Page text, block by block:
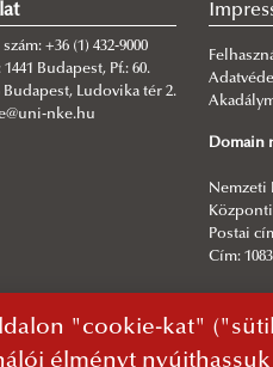
missziónk,
+36 (1) 432-9000
1441 Budapest, Pf.: 60.
Budapest, Ludovika tér 2.
nke.hu
Domain
Nemzeti
Központi
Postai
Cím:
NKE
"cookie-kat"
élményt